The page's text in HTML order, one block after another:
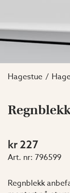
Hagestue
kr 227
Art. nr: 796599
Regnblekk